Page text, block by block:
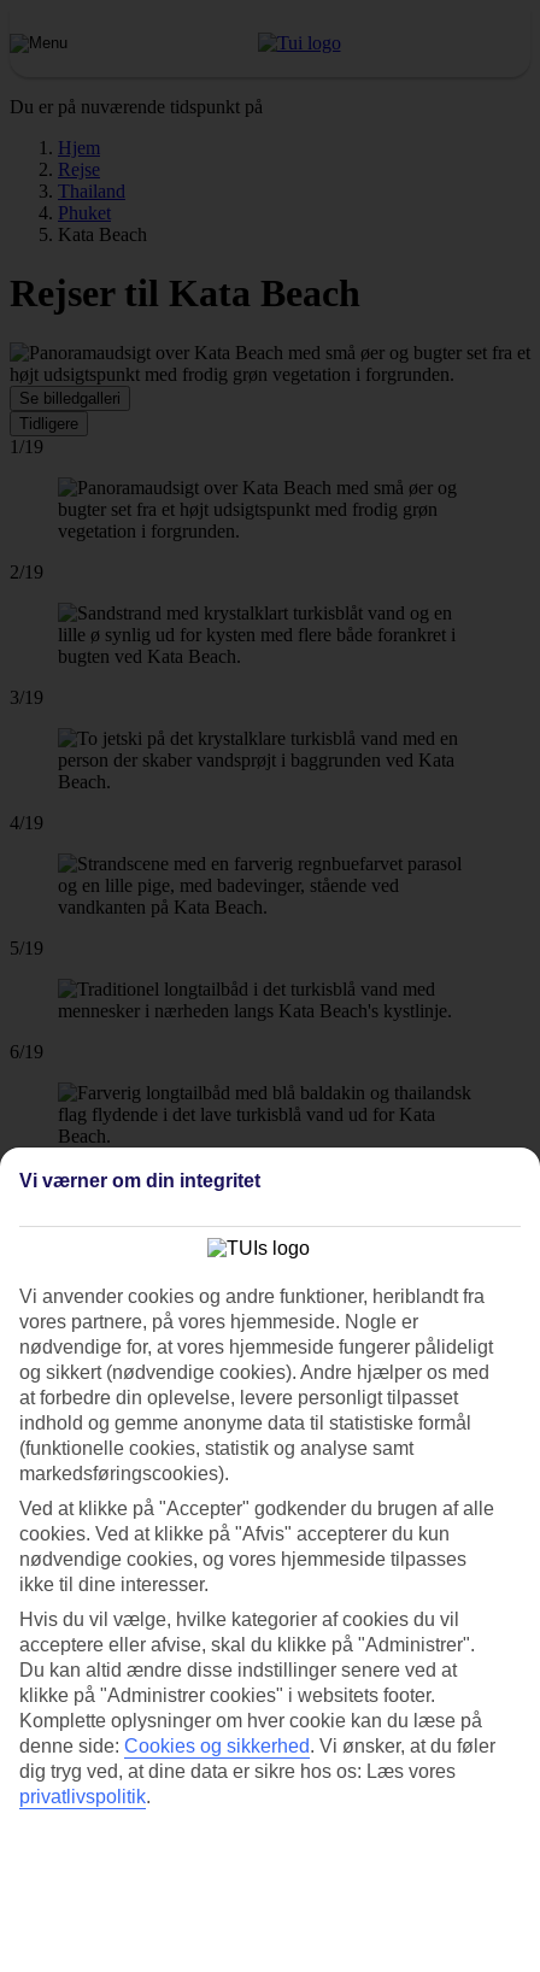
Du er på nuværende tidspunkt på
Hjem
Rejse
Thailand
Phuket
Kata Beach
Rejser til Kata Beach
Se billedgalleri
Tidligere
1/19
2/19
3/19
4/19
5/19
6/19
7/19
9/19
10/19
12/19
Vi værner om din integritet
Vi anvender cookies og andre funktioner, heriblandt fra
vores partnere, på vores hjemmeside. Nogle er
nødvendige for, at vores hjemmeside fungerer pålideligt
og sikkert (nødvendige cookies). Andre hjælper os med
at forbedre din oplevelse, levere personligt tilpasset
indhold og gemme anonyme data til statistiske formål
(funktionelle cookies, statistik og analyse samt
markedsføringscookies).
Ved at klikke på "Accepter" godkender du brugen af alle
cookies. Ved at klikke på "Afvis" accepterer du kun
nødvendige cookies, og vores hjemmeside tilpasses
ikke til dine interesser.
Hvis du vil vælge, hvilke kategorier af cookies du vil
acceptere eller afvise, skal du klikke på "Administrer".
Du kan altid ændre disse indstillinger senere ved at
klikke på "Administrer cookies" i websitets footer.
Komplette oplysninger om hver cookie kan du læse på
denne side: Cookies og sikkerhed. Vi ønsker, at du føler
dig tryg ved, at dine data er sikre hos os: Læs vores
privatlivspolitik.